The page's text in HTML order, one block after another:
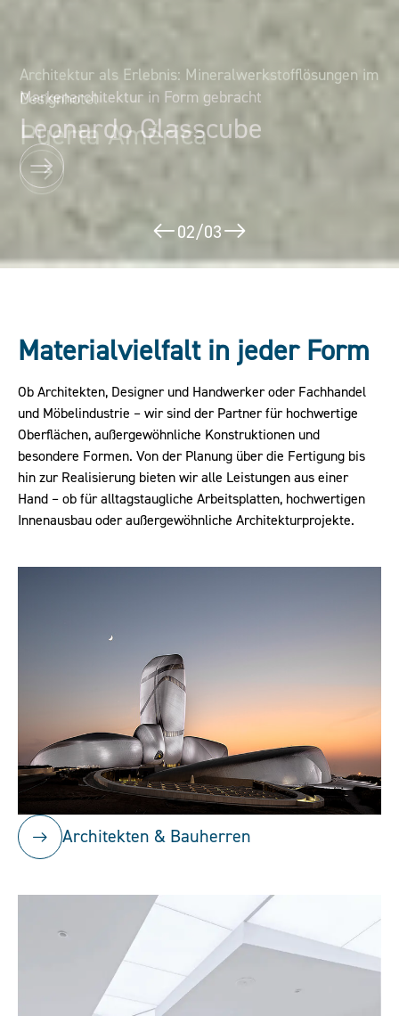
Markenarchitektur in Form gebracht
Leonardo Glasscube
Architektur als Erlebnis: Mineralwerkstofflösungen im
Designhotel
Puerta América
02/03
Materialvielfalt in jeder Form
Ob Architekten, Designer und Handwerker oder Fachhandel
und Möbelindustrie – wir sind der Partner für hochwertige
Oberflächen, außergewöhnliche Konstruktionen und
besondere Formen. Von der Planung über die Fertigung bis
hin zur Realisierung bieten wir alle Leistungen aus einer
Hand – ob für alltagstaugliche Arbeitsplatten, hochwertigen
Innenausbau oder außergewöhnliche Architekturprojekte.
Architekten & Bauherren